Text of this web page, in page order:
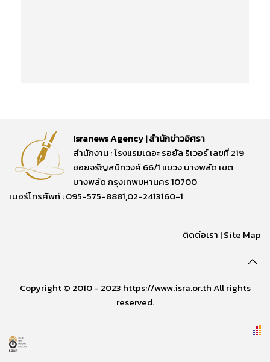
Isranews Agency | สำนักข่าวอิศรา
สำนักงาน : โรงแรมเดอะ รอยัล ริเวอร์ เลขที่ 219
ซอยจรัญสนิทวงศ์ 66/1 แขวง บางพลัด เขต
บางพลัด กรุงเทพมหานคร 10700
เบอร์โทรศัพท์ : 095-575-8881,02-2413160-1
ติดต่อเรา |Site Map
Copyright © 2010 - 2023 https://www.isra.or.th All rights
reserved.